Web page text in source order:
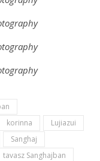
korinna
Lujiazui
Sanghaj
tavasz Sanghajban